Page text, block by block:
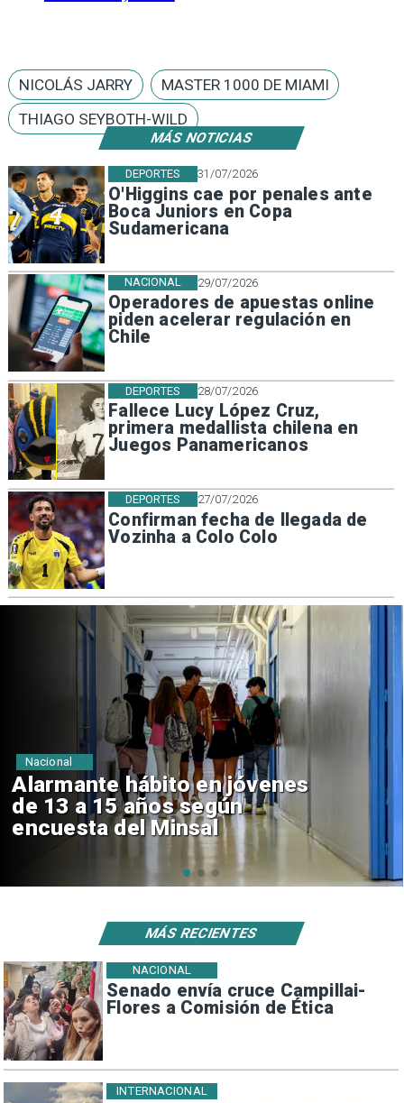
MÁS NOTICIAS
31/07/2026
O'Higgins cae por penales ante
Boca Juniors en Copa
Sudamericana
DEPORTES
29/07/2026
Operadores de apuestas online
piden acelerar regulación en
Chile
NACIONAL
28/07/2026
Fallece Lucy López Cruz,
primera medallista chilena en
Juegos Panamericanos
DEPORTES
27/07/2026
Confirman fecha de llegada de
Vozinha a Colo Colo
DEPORTES
NICOLÁS JARRY
MASTER 1000 DE MIAMI
THIAGO SEYBOTH-WILD
Aprueban creación del Parque
Sebastián Piñera con inversión
de $4 mil millones
Regiones
Senado envía cruce Campillai-
Flores a Comisión de Ética
NACIONAL
INTERNACIONAL
MÁS RECIENTES